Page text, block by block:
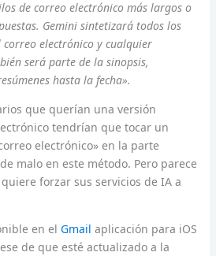
de correo electrónico más largos o
Gemini sintetizará todos los
electrónico y cualquier
será parte de la sinopsis,
hasta la fecha».
que querían una versión
tendrían que tocar un
electrónico» en la parte
malo en este método. Pero parece
forzar sus servicios de IA a
en el Gmail aplicación para iOS
de que esté actualizado a la